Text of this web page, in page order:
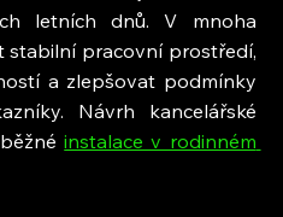
letních dnů. V mnoha
stabilní pracovní prostředí,
a zlepšovat podmínky
Návrh kancelářské
běžné instalace v rodinném